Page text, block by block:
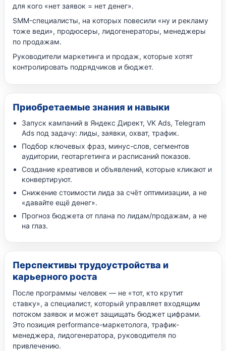
для кого «нет заявок = нет денег».
SMM-специалисты, на которых повесили «ну и рекламу
тоже веди», продюсеры, лидогенераторы, менеджеры
по продажам.
Руководители маркетинга и продаж, которые хотят
контролировать подрядчиков и бюджет.
Приобретаемые знания и навыки
Запуск кампаний в Яндекс Директ, VK Ads, Telegram
Ads под задачу: лиды, заявки, охват, трафик.
Подбор ключевых фраз, минус-слов, сегментов
аудитории, геотаргетинга и расписаний показов.
Создание креативов и объявлений, которые кликают и
конвертируют.
Снижение стоимости лида за счёт оптимизации, а не
«давайте ещё денег».
Прогноз бюджета от плана по лидам/продажам, а не
на глаз.
Перспективы трудоустройства и
карьерного роста
После программы человек — не «тот, кто крутит
ставку», а специалист, который управляет входящим
потоком заявок и может защищать бюджет цифрами.
Это позиция performance-маркетолога, трафик-
менеджера, лидогенератора, руководителя по
привлечению.